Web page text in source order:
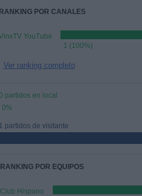
RANKING POR CANALES
YouTube
1 (100%)
Ver ranking completo
partidos en local
0%
1 partidos de visitante
RANKING POR EQUIPOS
Club Hispano